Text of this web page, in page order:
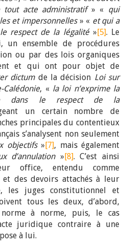
acte administratif» « qui
et impersonnelles» « et qui a
le respect de la légalité»[5]. Le
un ensemble de procédures
ou par des lois organiques
et qui ont pour objet de
dictumde la décision Loi sur
Calédonie, « la loi n’exprime la
dans le respect de la
un certain nombre de
principales du contentieux
s’analysent non seulement
objectifs»[7], mais également
d’annulation»[8]. C’est ainsi
office, entendu comme
et des devoirs attachés à leur
les juges constitutionnel et
tous les deux, d’abord,
à norme, puis, le cas
juridique contraire à une
à lui.